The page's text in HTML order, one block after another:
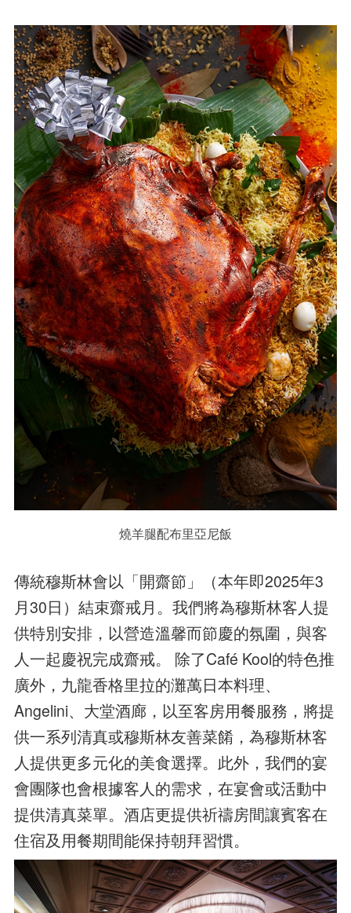
燒羊腿配布里亞尼飯
傳統穆斯林會以「開齋節」（本年即2025年3
月30日）結束齋戒月。我們將為穆斯林客人提
供特別安排，以營造溫馨而節慶的氛圍，與客
人一起慶祝完成齋戒。 除了Café Kool的特色推
廣外，九龍香格里拉的灘萬日本料理、
Angelini、大堂酒廊，以至客房用餐服務，將提
供一系列清真或穆斯林友善菜餚，為穆斯林客
人提供更多元化的美食選擇。此外，我們的宴
會團隊也會根據客人的需求，在宴會或活動中
提供清真菜單。酒店更提供祈禱房間讓賓客在
住宿及用餐期間能保持朝拜習慣。